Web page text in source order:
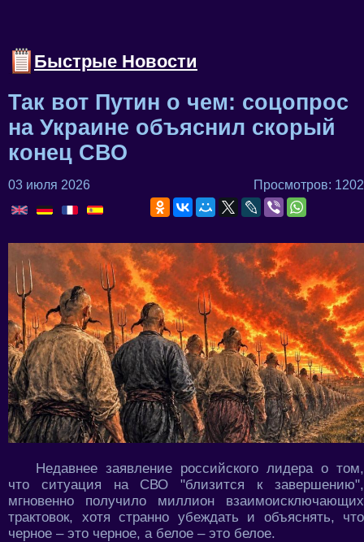
Быстрые Новости
Так вот Путин о чем: соцопрос
на Украине объяснил скорый
конец СВО
03 июля 2026 Просмотров: 1202
Недавнее заявление российского лидера о том,
что ситуация на СВО "близится к завершению",
мгновенно получило миллион взаимоисключающих
трактовок, хотя странно убеждать и объяснять, что
черное – это черное, а белое – это белое.